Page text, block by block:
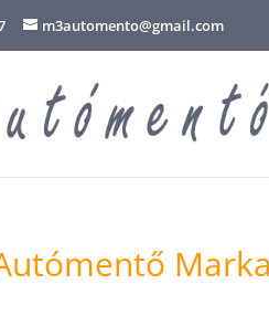
m3automento@gmail.com